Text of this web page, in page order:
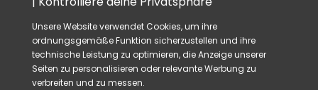
legen, immer mit einer Drehbewegung !
Es ist auch möglich, mehrere Muster
übereinander zu legen. Warten Sie einfach, bis
Ihr erstes Muster trocken ist.
Es ist auch möglicheinmal auf den Stempel,
das Muster mit Farbe füllen bevor Sie es auf
Unsere Website verwendet Cookies, um ihre
ordnungsgemäße Funktion sicherzustellen und ihre
technische Leistung zu optimieren, die Anzeige unserer
Seiten zu personalisieren oder relevante Werbung zu
verbreiten und zu messen.